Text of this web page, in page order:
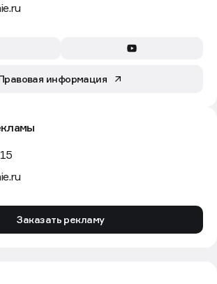
информация
Заказать рекламу